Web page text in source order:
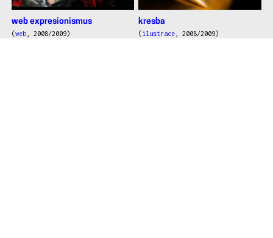
web expresionismus
(web, 2008/2009)
kresba
( ilustrace , 2008/2009)